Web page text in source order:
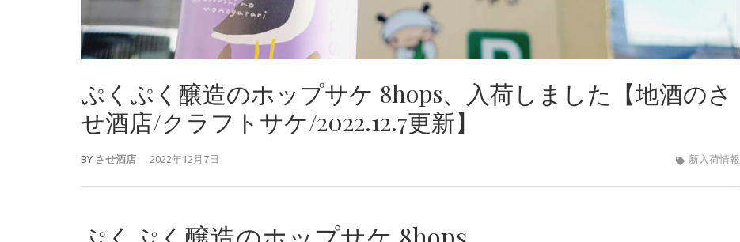
ぷくぷく醸造のホップサケ 8hops、入荷しました【地酒のさ
せ酒店/クラフトサケ/2022.12.7更新】
BY させ酒店 2022年12月7日 新入荷情報